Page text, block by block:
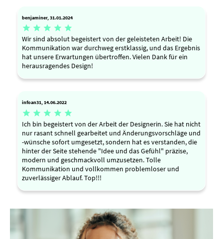
benjaminer, 31.01.2024
    
Wir sind absolut begeistert von der geleisteten Arbeit! Die
Kommunikation war durchweg erstklassig, und das Ergebnis
hat unsere Erwartungen übertroffen. Vielen Dank für ein
herausragendes Design!
infoan31, 14.06.2022
    
Ich bin begeistert von der Arbeit der Designerin. Sie hat nicht
nur rasant schnell gearbeitet und Änderungsvorschläge und
-wünsche sofort umgesetzt, sondern hat es verstanden, die
hinter der Seite stehende "Idee und das Gefühl" präzise,
modern und geschmackvoll umzusetzen. Tolle
Kommunikation und vollkommen problemloser und
zuverlässiger Ablauf. Top!!!